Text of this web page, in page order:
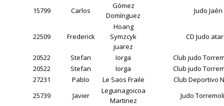
15799 Carlos
Gómez
Domínguez
Judo Jaén
22509 Frederick
Hoang
Symzcyk
juarez
CD Judo
20522 Stefan Iorga
Club judo
20522
Stefan Iorga
Club judo
27231
Pablo Le Saos Fraile
Club Deportivo
25739
Javier
Leguinagoicoa
Martinez
Judo